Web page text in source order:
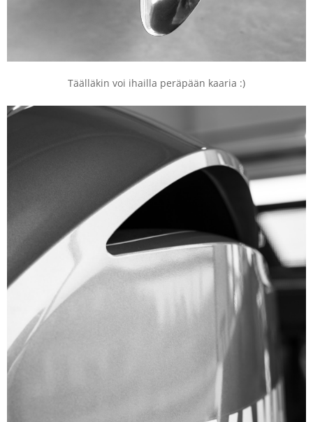
Täälläkin voi ihailla peräpään kaaria :)